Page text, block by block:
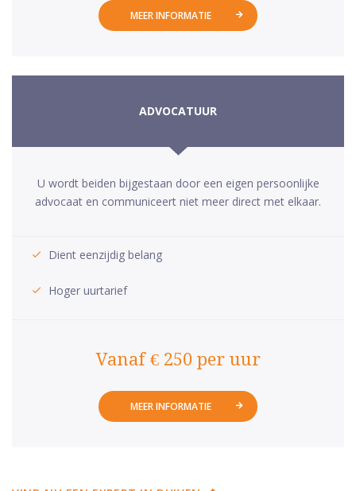
MEER INFORMATIE
ADVOCATUUR
U wordt beiden bijgestaan door een eigen persoonlijke
advocaat en communiceert niet meer direct met elkaar.
Dient eenzijdig belang
Hoger uurtarief
Vanaf € 250 per uur
MEER INFORMATIE